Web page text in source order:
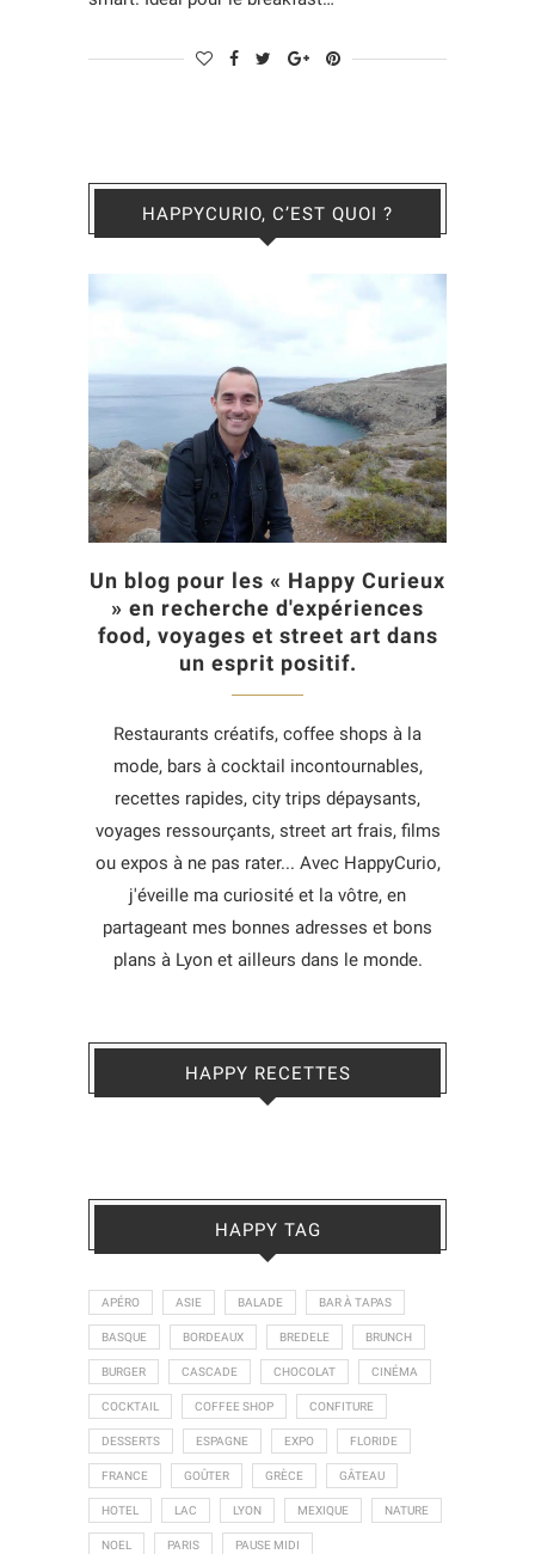
HAPPYCURIO, C’EST QUOI ?
Un blog pour les « Happy Curieux
» en recherche d'expériences
food, voyages et street art dans
un esprit positif.
Restaurants créatifs, coffee shops à la
mode, bars à cocktail incontournables,
recettes rapides, city trips dépaysants,
voyages ressourçants, street art frais, films
ou expos à ne pas rater... Avec HappyCurio,
j'éveille ma curiosité et la vôtre, en
partageant mes bonnes adresses et bons
plans à Lyon et ailleurs dans le monde.
HAPPY RECETTES
HAPPY TAG
APÉRO ASIE BALADE BAR À TAPAS
BASQUE BORDEAUX BREDELE BRUNCH
BURGER CASCADE CHOCOLAT CINÉMA
COCKTAIL COFFEE SHOP CONFITURE
DESSERTS ESPAGNE EXPO FLORIDE
FRANCE GOÛTER GRÈCE GÂTEAU
HOTEL LAC LYON MEXIQUE NATURE
NOEL PARIS PAUSE MIDI